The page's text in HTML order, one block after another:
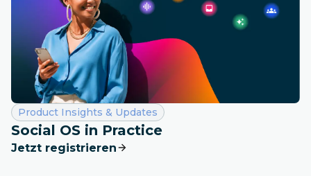
Kategorie:
Product Insights & Updates
Social OS in Practice
Jetzt registrieren